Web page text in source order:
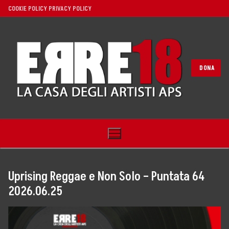
VaiCOOKIE POLICY PRIVACY POLICY
DONA
Home
Noi
Uprising Reggae e Non Solo – Puntata 64
2026.06.25